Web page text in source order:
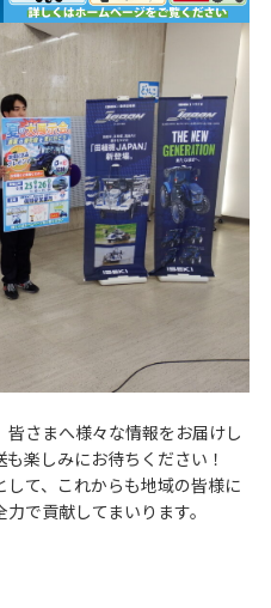
さまへ様々な情報をお届けし
楽しみにお待ちください！
て、これからも地域の皆様に
で貢献してまいります。